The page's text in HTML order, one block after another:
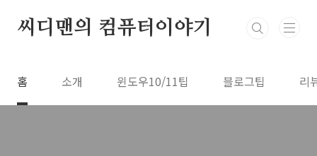
씨디맨의 컴퓨터이야기
홈 소개 윈도우10/11팁 블로그팁 리